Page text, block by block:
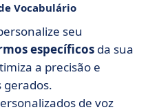
Vocabulário
seu
específicos da sua
a precisão e
gerados.
de voz